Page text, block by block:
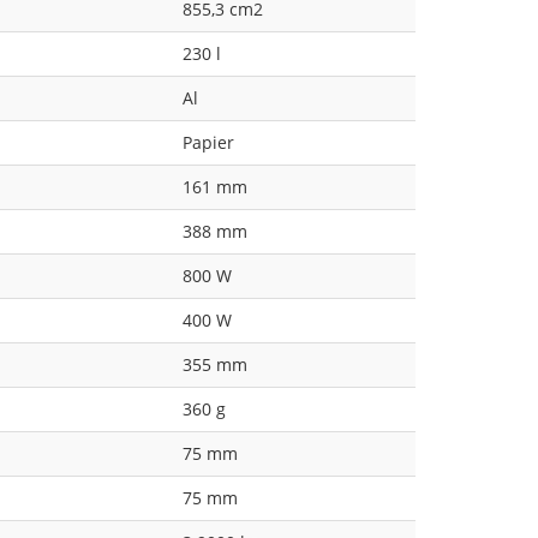
855,3 cm2
230 l
Al
Papier
161 mm
388 mm
800 W
400 W
355 mm
360 g
75 mm
75 mm